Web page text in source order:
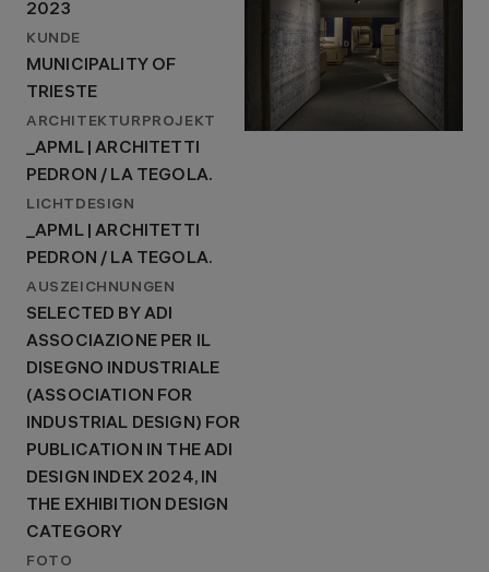
2023
KUNDE
MUNICIPALITY OF
TRIESTE
ARCHITEKTURPROJEKT
_APML | ARCHITETTI
PEDRON / LA TEGOLA.
LICHTDESIGN
_APML | ARCHITETTI
PEDRON / LA TEGOLA.
AUSZEICHNUNGEN
SELECTED BY ADI
ASSOCIAZIONE PER IL
DISEGNO INDUSTRIALE
(ASSOCIATION FOR
INDUSTRIAL DESIGN) FOR
PUBLICATION IN THE ADI
DESIGN INDEX 2024, IN
THE EXHIBITION DESIGN
CATEGORY
FOTO